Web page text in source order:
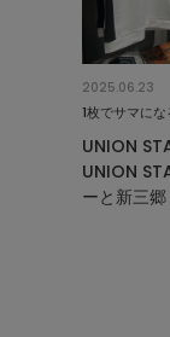
2025.06.23
1枚でサマに
UNION
UNION
ーと新三郷